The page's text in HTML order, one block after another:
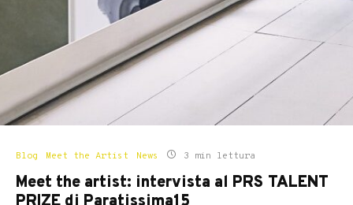
Blog Meet the Artist News 3 min lettura
Meet the artist: intervista al PRS TALENT